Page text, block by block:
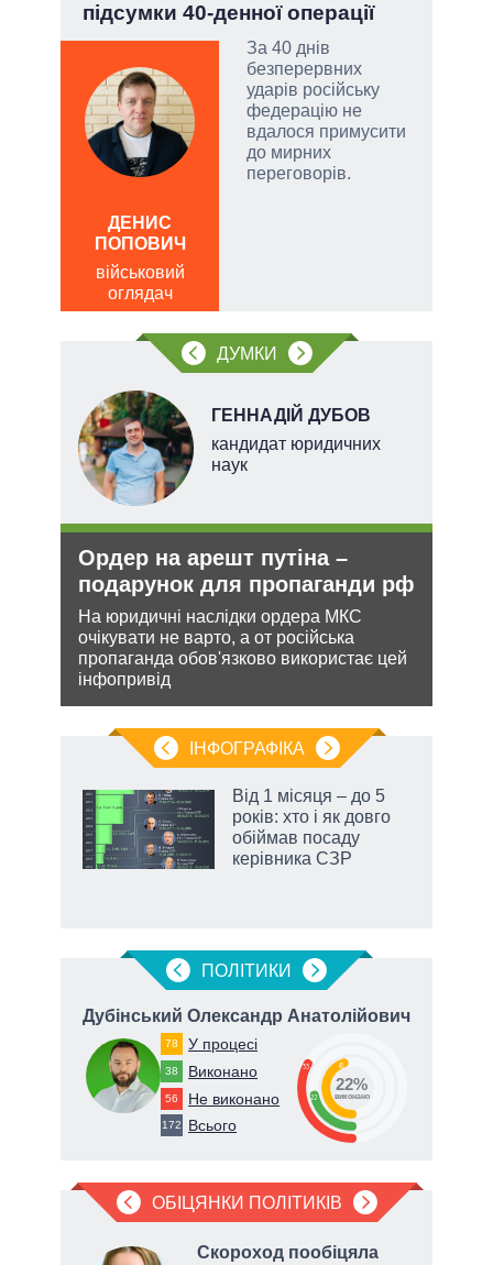
підсумки 40-денної операції
За 40 днів
безперервних
ударів російську
федерацію не
вдалося примусити
до мирних
переговорів.
ДЕНИС
ПОПОВИЧ
військовий
оглядач
ДУМКИ
ГЕННАДІЙ ДУБОВ
кандидат юридичних
наук
Ордер на арешт путіна –
подарунок для пропаганди рф
На юридичні наслідки ордера МКС
очікувати не варто, а от російська
пропаганда обов'язково використає цей
інфопривід
ІНФОГРАФІКА
Від 1 місяця – до 5
років: хто і як довго
обіймав посаду
керівника СЗР
ПОЛIТИКИ
Дубінський Олександр Анатолійович
78 У процесі
38 Виконано
56 Не виконано
172 Всього
33
22
45
22%
виконано
ОБІЦЯНКИ ПОЛІТИКІВ
Скороход пообіцяла